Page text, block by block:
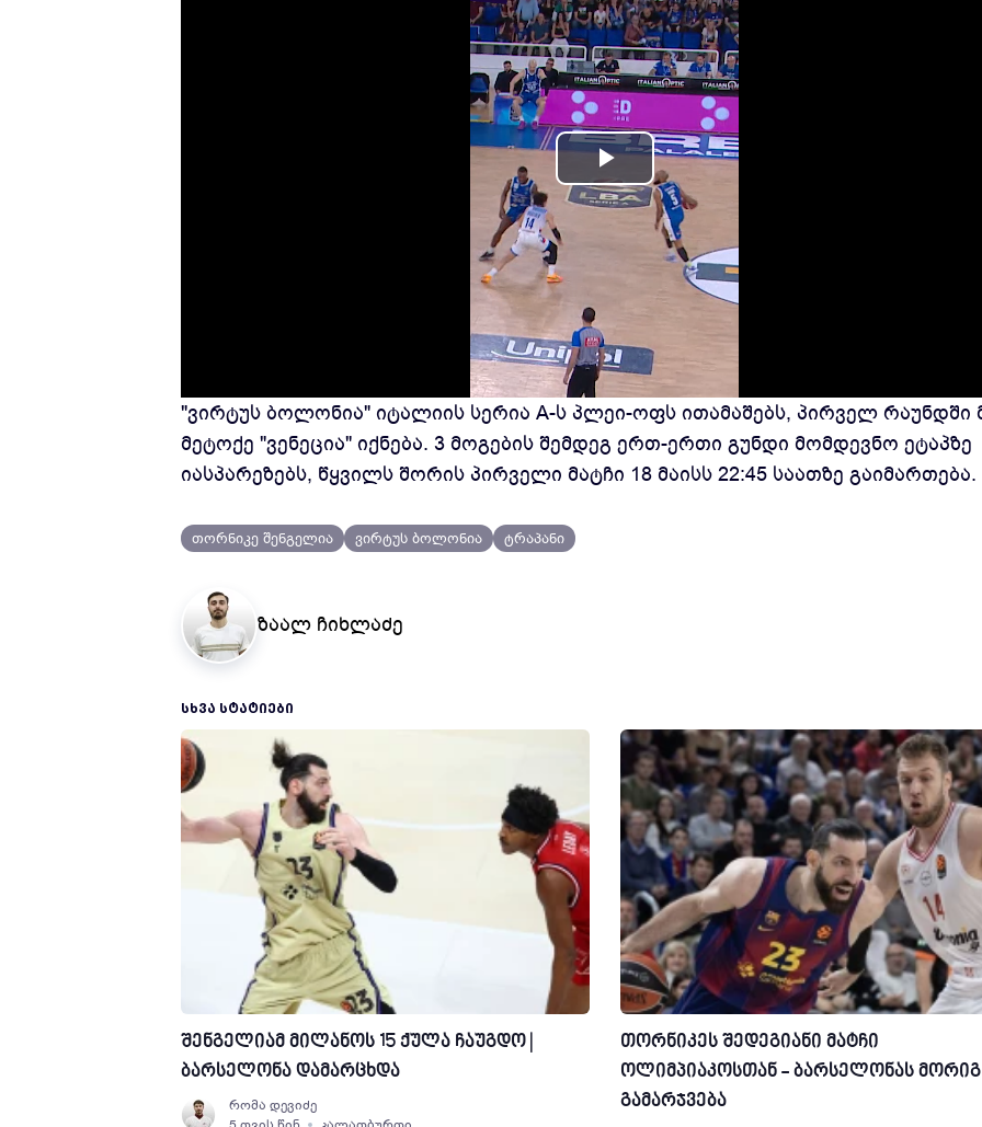
Play
Video
"ვირტუს ბოლონია" იტალიის სერია A-ს პლეი-ოფს ითამაშებს, პირველ რაუნდში
მეტოქე "ვენეცია" იქნება. 3 მოგების შემდეგ ერთ-ერთი გუნდი მომდევნო ეტაპზე
იასპარეზებს, წყვილს შორის პირველი მატჩი 18 მაისს 22:45 საათზე გაიმართება.
თორნიკე შენგელია ვირტუს ბოლონია ტრაპანი
ზაალ ჩიხლაძე
ᲡᲮᲕᲐ ᲡᲢᲐᲢᲘᲔᲑᲘ
შენგელიამ მილანოს 15 ქულა ჩაუგდო |
ბარსელონა დამარცხდა
რომა დევიძე
თორნიკეს შედეგიანი მატჩი
ოლიმპიაკოსთან - ბარსელონას
გამარჯვება